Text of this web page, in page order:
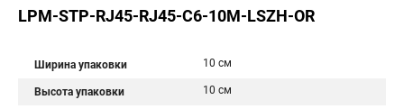
LPM-STP-RJ45-RJ45-C6-10M-LSZH-OR
Ширина упаковки 10 см
Высота упаковки 10 см